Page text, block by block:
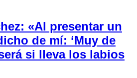
«Al presentar un
de mí: ‘Muy de
si lleva los labios